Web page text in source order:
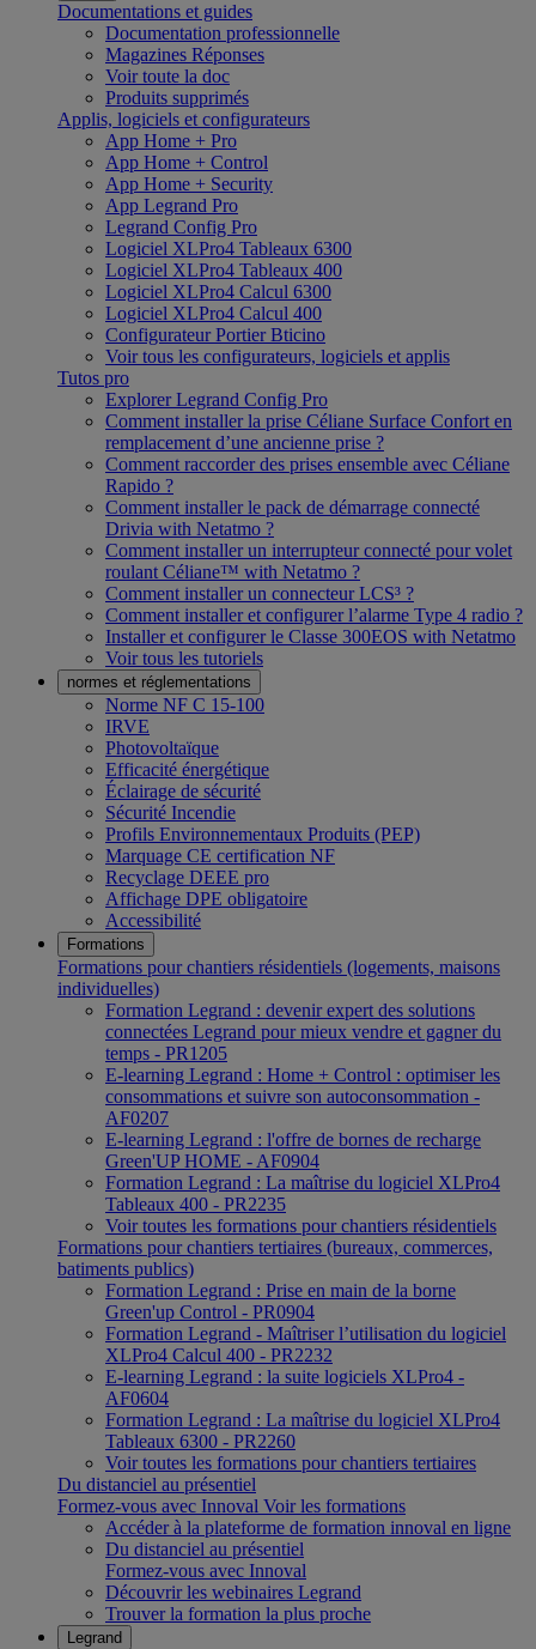
Documentations et guides
Documentation professionnelle
Magazines Réponses
Voir toute la doc
Produits supprimés
Applis, logiciels et configurateurs
App Home + Pro
App Home + Control
App Home + Security
App Legrand Pro
Legrand Config Pro
Logiciel XLPro4 Tableaux 6300
Logiciel XLPro4 Tableaux 400
Logiciel XLPro4 Calcul 6300
Logiciel XLPro4 Calcul 400
Configurateur Portier Bticino
Voir tous les configurateurs, logiciels et applis
Tutos pro
Explorer Legrand Config Pro
Comment installer la prise Céliane Surface Confort en
remplacement d’une ancienne prise ?
Comment raccorder des prises ensemble avec Céliane
Rapido ?
Comment installer le pack de démarrage connecté
Drivia with Netatmo ?
Comment installer un interrupteur connecté pour volet
roulant Céliane™ with Netatmo ?
Comment installer un connecteur LCS³ ?
Comment installer et configurer l’alarme Type 4 radio ?
Installer et configurer le Classe 300EOS with Netatmo
Voir tous les tutoriels
normes et réglementations
Norme NF C 15-100
IRVE
Photovoltaïque
Efficacité énergétique
Éclairage de sécurité
Sécurité Incendie
Profils Environnementaux Produits (PEP)
Marquage CE certification NF
Recyclage DEEE pro
Affichage DPE obligatoire
Accessibilité
Formations
Formations pour chantiers résidentiels (logements, maisons
individuelles)
Formation Legrand : devenir expert des solutions
connectées Legrand pour mieux vendre et gagner du
temps - PR1205
E-learning Legrand : Home + Control : optimiser les
consommations et suivre son autoconsommation -
AF0207
E-learning Legrand : l'offre de bornes de recharge
Green'UP HOME - AF0904
Formation Legrand : La maîtrise du logiciel XLPro4
Tableaux 400 - PR2235
Voir toutes les formations pour chantiers résidentiels
Formations pour chantiers tertiaires (bureaux, commerces,
batiments publics)
Formation Legrand : Prise en main de la borne
Green'up Control - PR0904
Formation Legrand - Maîtriser l’utilisation du logiciel
XLPro4 Calcul 400 - PR2232
E-learning Legrand : la suite logiciels XLPro4 -
AF0604
Formation Legrand : La maîtrise du logiciel XLPro4
Tableaux 6300 - PR2260
Voir toutes les formations pour chantiers tertiaires
Du distanciel au présentiel
Formez-vous avec Innoval Voir les formations
Accéder à la plateforme de formation innoval en ligne
Du distanciel au présentiel
Formez-vous avec Innoval
Découvrir les webinaires Legrand
Trouver la formation la plus proche
Legrand